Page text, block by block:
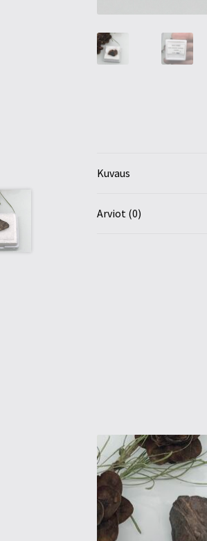
Kuvaus
Arviot (0)